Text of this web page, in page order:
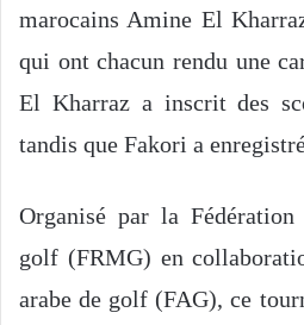
marocains Amine El
qui ont chacun rendu une
El Kharraz a inscrit des
tandis que Fakori a
Organisé par la
golf (FRMG) en
arabe de golf (FAG), ce